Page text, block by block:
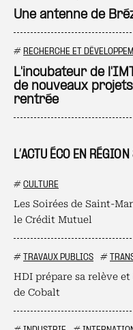
L’ACTU ÉCO EN RÉGION
# CULTURE
Les Soirées de Saint-
le Crédit Mutuel
# TRAVAUX PUBLICS #
HDI prépare sa relève
de Cobalt
Une antenne de
# RECHERCHE ET
L'incubateur de
de nouveaux
rentrée